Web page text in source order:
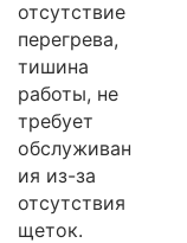
отсутствие
перегрева,
тишина
работы, не
требует
обслуживан
ия из-за
отсутствия
щеток.